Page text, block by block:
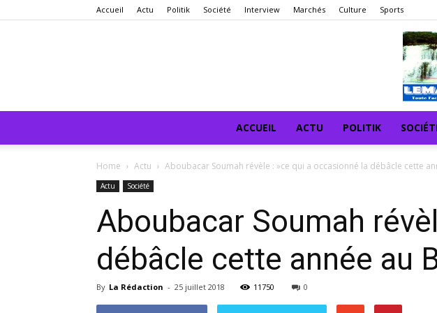
Accueil Actu Politik Société Interview Marchés Culture Sports
ACCUEIL ACTU POLITIK
Home Actu Aboubacar Soumah révèle : »ce qui a occasionné la débâcle cette
Actu Société
Aboubacar Soumah
débâcle cette année au
By La Rédaction - 25 juillet 2018 11750 0